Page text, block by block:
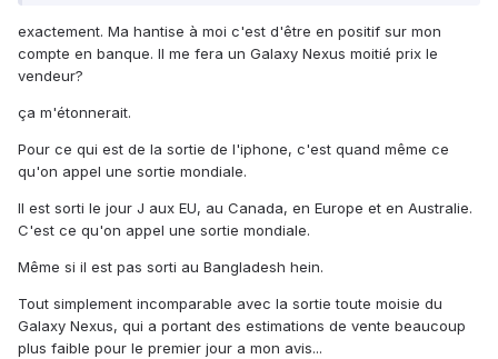
exactement. Ma hantise à moi c'est d'être en positif sur mon
compte en banque. Il me fera un Galaxy Nexus moitié prix le
vendeur?
ça m'étonnerait.
Pour ce qui est de la sortie de l'iphone, c'est quand même ce
qu'on appel une sortie mondiale.
Il est sorti le jour J aux EU, au Canada, en Europe et en Australie.
C'est ce qu'on appel une sortie mondiale.
Même si il est pas sorti au Bangladesh hein.
Tout simplement incomparable avec la sortie toute moisie du
Galaxy Nexus, qui a portant des estimations de vente beaucoup
plus faible pour le premier jour a mon avis...